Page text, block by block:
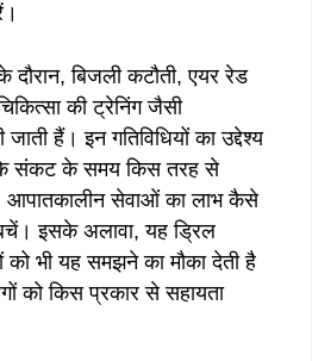
बिजली कटौती, एयर रेड
की ट्रेनिंग जैसी
हैं। इन गतिविधियों का उद्देश्य
कि संकट के समय किस तरह से
आपातकालीन सेवाओं का लाभ कैसे
इसके अलावा, यह ड्रिल
को भी यह समझने का मौका देती है
को किस प्रकार से सहायता